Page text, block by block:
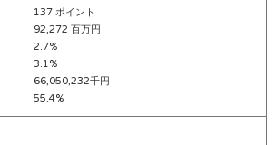
137 ポイント
92,272 百万円
2.7%
3.1%
66,050,232千円
55.4%